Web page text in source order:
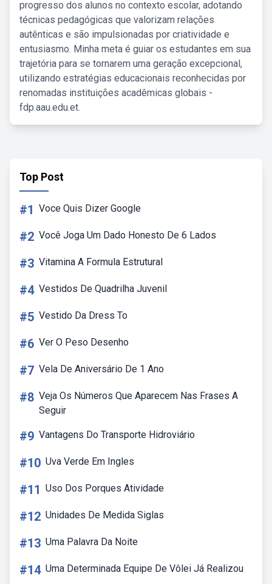
progresso dos alunos no contexto escolar, adotando
técnicas pedagógicas que valorizam relações
autênticas e são impulsionadas por criatividade e
entusiasmo. Minha meta é guiar os estudantes em sua
trajetória para se tornarem uma geração excepcional,
utilizando estratégias educacionais reconhecidas por
renomadas instituições acadêmicas globais -
fdp.aau.edu.et.
Top Post
#1 Voce Quis Dizer Google
#2 Você Joga Um Dado Honesto De 6 Lados
#3 Vitamina A Formula Estrutural
#4 Vestidos De Quadrilha Juvenil
#5 Vestido Da Dress To
#6 Ver O Peso Desenho
#7 Vela De Aniversário De 1 Ano
#8 Veja Os Números Que Aparecem Nas Frases A
Seguir
#9 Vantagens Do Transporte Hidroviário
#10 Uva Verde Em Ingles
#11 Uso Dos Porques Atividade
#12 Unidades De Medida Siglas
#13 Uma Palavra Da Noite
#14 Uma Determinada Equipe De Vôlei Já Realizou